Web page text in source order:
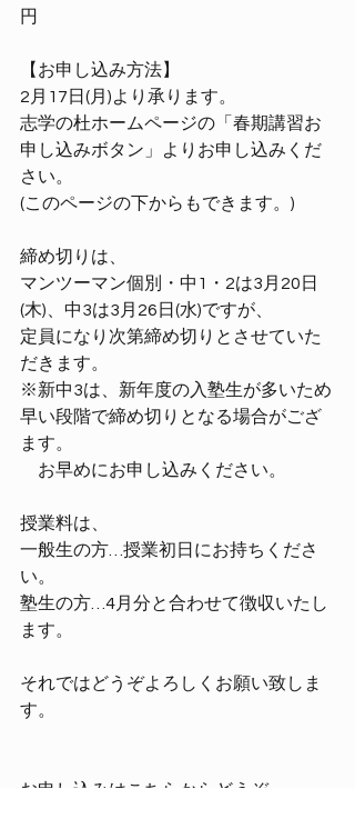
円
【お申し込み方法】
2月17日(月)より承ります。
志学の杜ホームページの「春期講習お
申し込みボタン」よりお申し込みくだ
さい。
(このページの下からもできます。)
締め切りは、
マンツーマン個別・中1・2は3月20日
(木)、中3は3月26日(水)ですが、
定員になり次第締め切りとさせていた
だきます。
※新中3は、新年度の入塾生が多いため
早い段階で締め切りとなる場合がござ
ます。
お早めにお申し込みください。
授業料は、
一般生の方…授業初日にお持ちくださ
い。
塾生の方…4月分と合わせて徴収いたし
ます。
それではどうぞよろしくお願い致しま
す。
お申し込みはこちらからどうぞ